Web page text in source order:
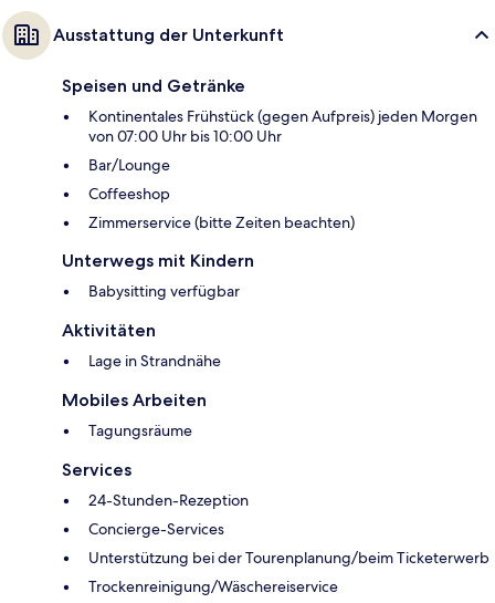
Ausstattung der Unterkunft
Speisen und Getränke
Kontinentales Frühstück (gegen Aufpreis) jeden Morgen
von 07:00 Uhr bis 10:00 Uhr
Bar/Lounge
Coffeeshop
Zimmerservice (bitte Zeiten beachten)
Unterwegs mit Kindern
Babysitting verfügbar
Aktivitäten
Lage in Strandnähe
Mobiles Arbeiten
Tagungsräume
Services
24-Stunden-Rezeption
Concierge-Services
Unterstützung bei der Tourenplanung/beim Ticketerwerb
Trockenreinigung/Wäschereiservice